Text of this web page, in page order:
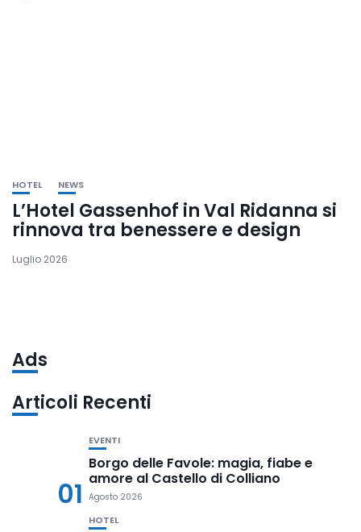
HOTEL NEWS
L’Hotel Gassenhof in Val Ridanna si
rinnova tra benessere e design
Luglio 2026
Ads
Articoli Recenti
01
EVENTI
Borgo delle Favole: magia, fiabe e
amore al Castello di Colliano
Agosto 2026
HOTEL